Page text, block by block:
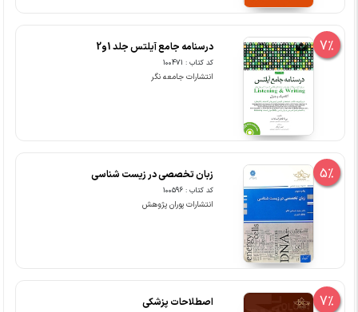
7% درسنامه جامع آیلتس جلد 1و2
کد کتاب : 100471
انتشارات جامعه نگر
5% زبان تخصصی در زیست شناسی
کد کتاب : 100596
انتشارات پوران پژوهش
7% اصطلاحات پزشکی